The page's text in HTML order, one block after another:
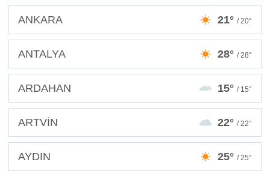
ANKARA 21° / 20°
ANTALYA 28° / 28°
ARDAHAN 15° / 15°
ARTVİN 22° / 22°
AYDIN 25° / 25°